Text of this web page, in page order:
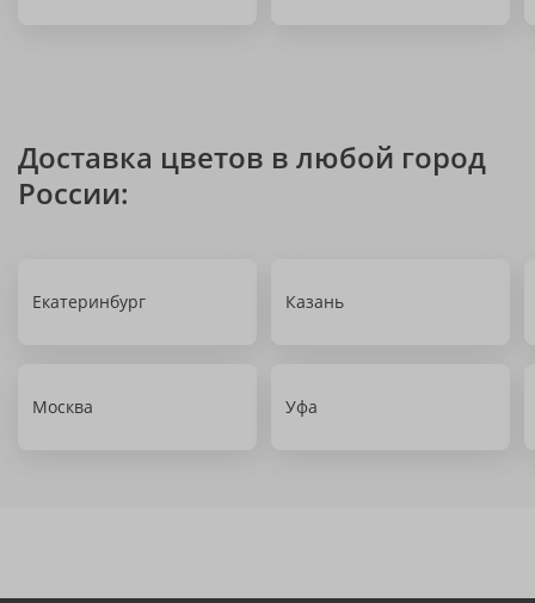
Доставка цветов в любой город
России:
Екатеринбург Казань
Москва Уфа